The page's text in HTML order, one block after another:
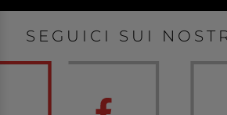
SEGUICI SUI